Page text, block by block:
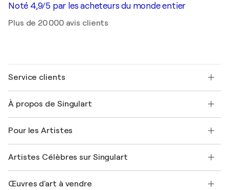
Noté 4,9/5 par les acheteurs du monde entier
Plus de 20 000 avis clients
Service clients
Expédition
Offrir une carte cadeau
Rejoignez notre programme commercial
Mon compte
+33 1 76 44 06 42
À propos de Singulart
FAQ
Magazine Singulart
Emplois
Découvrez une sélection d'art original
Pour les Artistes
Se connecter en tant qu'Artiste
Artistes Célèbres sur Singulart
Marc Chagall
Œuvres d'art à vendre